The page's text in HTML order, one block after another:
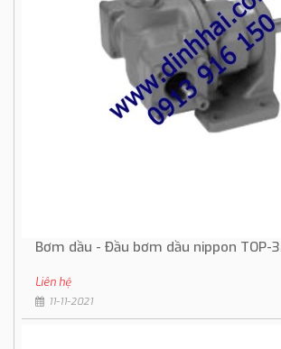
Bơm dầu - Đầu bơm dầu nippon TOP-
Liên hệ
11-11-2021